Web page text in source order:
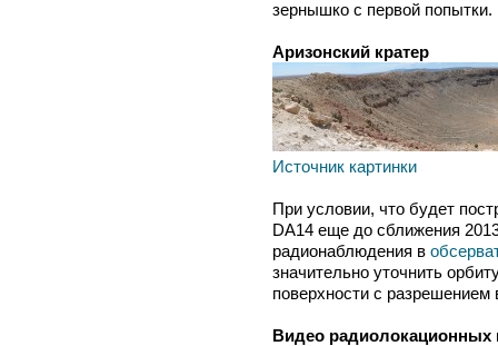
зернышко с первой попытки.
Аризонский кратер
Источник картинки
При условии, что будет
DA14 еще до сближения
радионаблюдения в
значительно уточнить
поверхности с
Видео радиолокационных